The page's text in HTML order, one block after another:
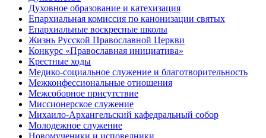
Духовное образование и катехизация
Епархиальная комиссия по канонизации святых
Епархиальные воскресные школы
Жизнь Русской Православной Церкви
Конкурс «Православная инициатива»
Крестные ходы
Медико-социальное служение и благотворительность
Межконфессиональные отношения
Межсоборное присутствие
Миссионерское служение
Михаило-Архангельский кафедральный собор
Молодежное служение
Новомученики и исповедники